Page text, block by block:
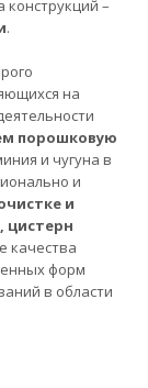
конструкций –
.
на
порошковую
и чугуна в
и
и
цистерн
качества
форм
в области